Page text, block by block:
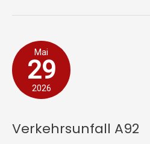
Mai
29
2026
Verkehrsunfall A92
Verkehrsunfall
A92